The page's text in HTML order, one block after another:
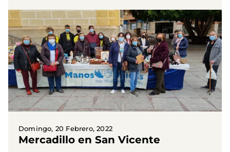
Domingo, 20 Febrero, 2022
Mercadillo en San Vicente